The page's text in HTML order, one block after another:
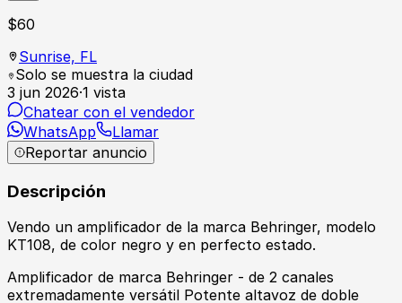
$60
Sunrise, FL
Solo se muestra la ciudad
3 jun 2026·1 vista
Chatear con el vendedor
WhatsApp
Llamar
Reportar anuncio
Descripción
Vendo un amplificador de la marca Behringer, modelo
KT108, de color negro y en perfecto estado.
Amplificador de marca Behringer - de 2 canales
extremadamente versátil Potente altavoz de doble